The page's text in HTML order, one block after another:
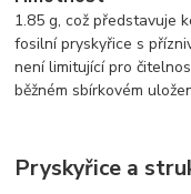
1.85 g, což představuje
fosilní pryskyřice s
není limitující pro
běžném sbírkovém
Pryskyřice a